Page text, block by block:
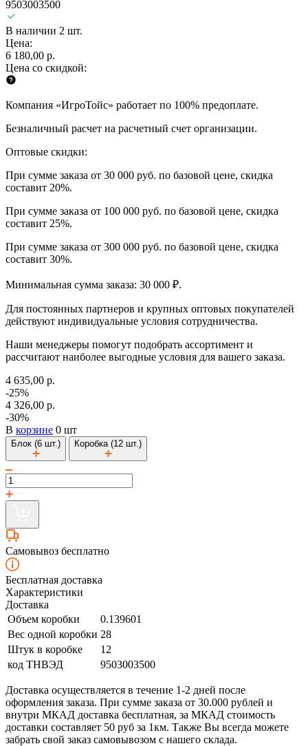
9503003500
В наличии 2 шт.
Цена:
6 180,00 р.
Цена со скидкой:
Компания «ИгроТойс» работает по 100% предоплате.
Безналичный расчет на расчетный счет организации.
Оптовые скидки:
При сумме заказа от 30 000 руб. по базовой цене, скидка
составит 20%.
При сумме заказа от 100 000 руб. по базовой цене, скидка
составит 25%.
При сумме заказа от 300 000 руб. по базовой цене, скидка
составит 30%.
Минимальная сумма заказа: 30 000 ₽.
Для постоянных партнеров и крупных оптовых покупателей
действуют индивидуальные условия сотрудничества.
Наши менеджеры помогут подобрать ассортимент и
рассчитают наиболее выгодные условия для вашего заказа.
4 635,00 р.
-25%
4 326,00 р.
-30%
В корзине 0 шт
Блок (6 шт.) Коробка (12 шт.)
Самовывоз бесплатно
Бесплатная доставка
Характеристики
Доставка
Объем коробки
0.139601
Вес одной коробки 28
Штук в коробке
12
код ТНВЭД
9503003500
Доставка осуществляется в течение 1-2 дней после
оформления заказа. При сумме заказа от 30.000 рублей и
внутри МКАД доставка бесплатная, за МКАД стоимость
доставки составляет 50 руб за 1км. Также Вы всегда можете
забрать свой заказ самовывозом с нашего склада.